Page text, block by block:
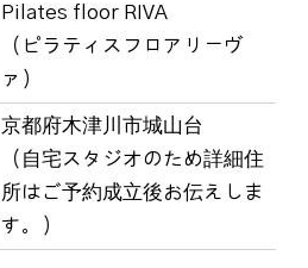
Pilates floor RIVA
（ピラティスフロアリーヴ
ァ）
京都府木津川市城山台
（自宅スタジオのため詳細住
所はご予約成立後お伝えしま
す。）